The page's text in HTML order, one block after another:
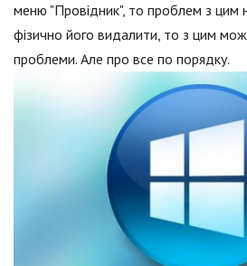
меню "Провідник", то проблем з цим
фізично його видалити, то з цим
проблеми. Але про все по порядку.